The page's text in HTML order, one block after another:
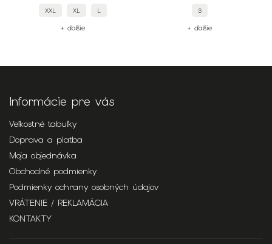
XXL XL L
+ ďalšie
S
+ ďalšie
Informácie pre vás
Veľkostné tabuľky
Doprava a platba
Moja objednávka
Obchodné podmienky
Podmienky ochrany osobných údajov
VRÁTENIE / REKLAMÁCIA
KONTAKTY